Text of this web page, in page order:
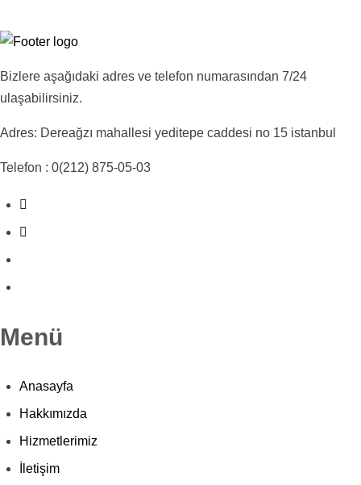
Bizlere aşağıdaki adres ve telefon numarasından 7/24
ulaşabilirsiniz.
Adres: Dereağzı mahallesi yeditepe caddesi no 15 istanbul
Telefon : 0(212) 875-05-03
Menü
Anasayfa
Hakkımızda
Hizmetlerimiz
İletişim